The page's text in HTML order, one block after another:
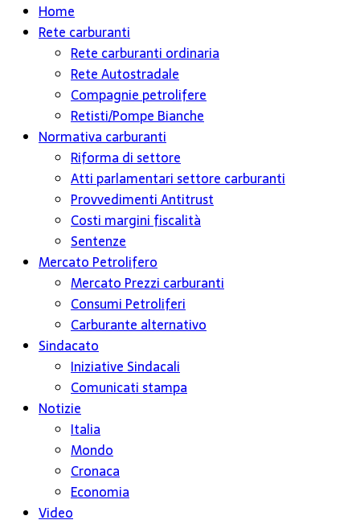
Home
Rete carburanti
Rete carburanti ordinaria
Rete Autostradale
Compagnie petrolifere
Retisti/Pompe Bianche
Normativa carburanti
Riforma di settore
Atti parlamentari settore carburanti
Provvedimenti Antitrust
Costi margini fiscalità
Sentenze
Mercato Petrolifero
Mercato Prezzi carburanti
Consumi Petroliferi
Carburante alternativo
Sindacato
Iniziative Sindacali
Comunicati stampa
Notizie
Italia
Mondo
Cronaca
Economia
Video